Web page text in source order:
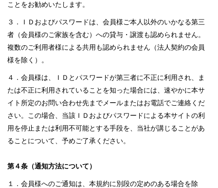
ことをお勧めいたします。
３．ＩＤおよびパスワードは、会員様ご本人以外のいかなる第三
者（会員様のご家族を含む）への貸与・譲渡も認められません。
複数のご利用者様による共用も認められません（法人契約の会員
様を除く）。
４．会員様は、ＩＤとパスワードが第三者に不正に利用され、ま
たは不正に利用されていることを知った場合には、速やかに本サ
イト所定のお問い合わせ先までメールまたはお電話でご連絡くだ
さい。この場合、当該ＩＤおよびパスワードによる本サイトの利
用を停止または利用不可能とする手段を、当社が講じることがあ
ることについて、予めご了承ください。
第４条（通知方法について）
１．会員様へのご通知は、本規約に別段の定めのある場合を除